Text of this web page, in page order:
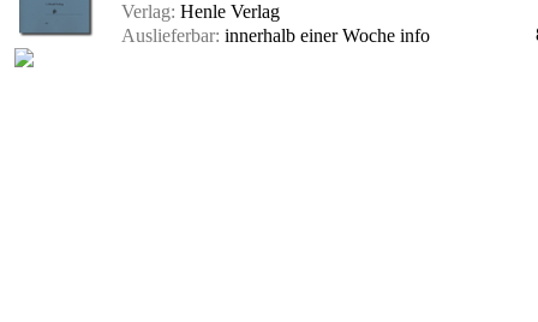
Verlag: Henle Verlag
Auslieferbar: innerhalb einer Woche info